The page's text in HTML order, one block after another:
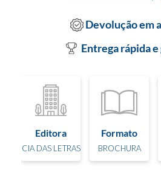
Devolução em
Entrega rápida
Editora
CIA DAS LETRAS
Formato
BROCHURA